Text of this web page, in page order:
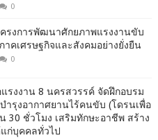
0
รงการพัฒนาศักยภาพแรงงานขับ
าคเศรษฐกิจและสังคมอย่างยั่งยืน
0
รงงาน 8 นครสวรรค์ จัดฝึกอบรม
ำรุงอากาศยานไร้คนขับ (โดรนเพื่อ
30 ชั่วโมง เสริมทักษะอาชีพ สร้าง
ก่บุคคลทั่วไป